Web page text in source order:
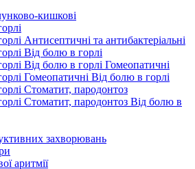
кишкові
Антисептичні та антибактеріальні
Від болю в горлі
Від болю в горлі Гомеопатичні
Гомеопатичні Від болю в горлі
Стоматит, пародонтоз
Стоматит, пародонтоз Від болю в
захворювань
аритмії